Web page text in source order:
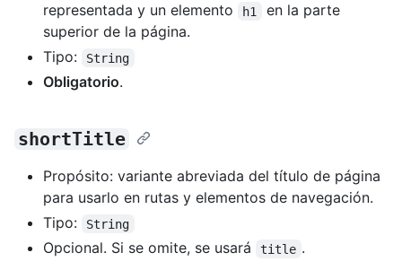
representada y un elemento
h1
en la parte
superior de la página.
Tipo:
String
Obligatorio.
shortTitle
Propósito: variante abreviada del título de página
para usarlo en rutas y elementos de navegación.
Tipo:
String
Opcional. Si se omite, se usará title .